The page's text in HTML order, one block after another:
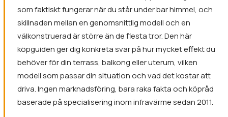
som faktiskt fungerar när du står under bar himmel, och
skillnaden mellan en genomsnittlig modell och en
välkonstruerad är större än de flesta tror. Den här
köpguiden ger dig konkreta svar på hur mycket effekt du
behöver för din terrass, balkong eller uterum, vilken
modell som passar din situation och vad det kostar att
driva. Ingen marknadsföring, bara raka fakta och köpråd
baserade på specialisering inom infravärme sedan 2011.